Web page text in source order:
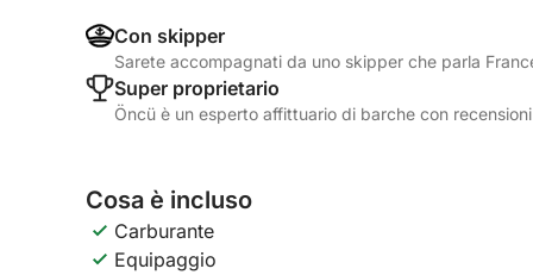
Con skipper
Sarete accompagnati da uno skipper che parla
Super proprietario
Öncü è un esperto affittuario di barche con
Cosa è incluso
Carburante
Equipaggio